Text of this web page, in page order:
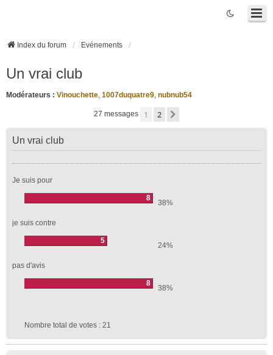
Index du forum Evénements
Un vrai club
Modérateurs : Vinouchette, 1007duquatre9, nubnub54
27 messages 1 2
Un vrai club
Je suis pour
8
38%
je suis contre
5
24%
pas d'avis
8
38%
Nombre total de votes : 21